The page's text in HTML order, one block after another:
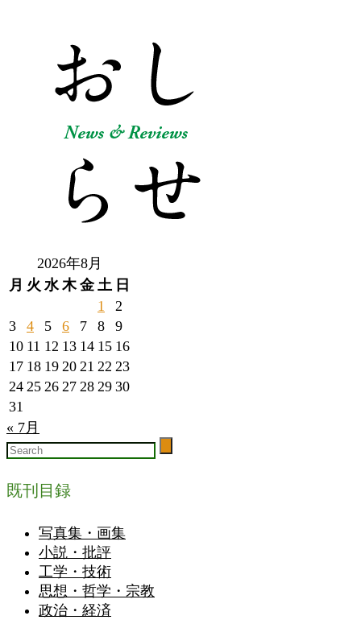
2026年8月
月 火 水 木 金 土 日
1
2
3
4 5 6 7 8
9
10 11 12 13 14 15 16
17 18 19 20 21 22 23
24 25 26 27 28 29 30
31
« 7月
既刊目録
写真集・画集
小説・批評
工学・技術
思想・哲学・宗教
政治・経済